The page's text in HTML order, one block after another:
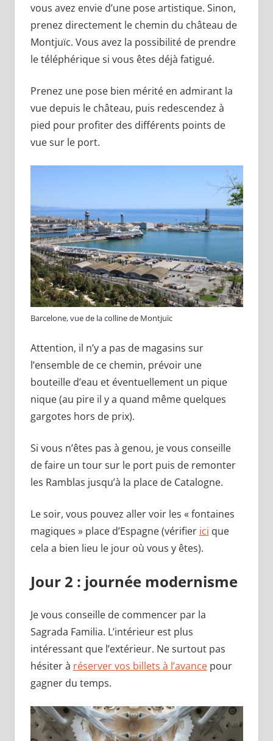
vous avez envie d’une pose artistique. Sinon,
prenez directement le chemin du château de
Montjuïc. Vous avez la possibilité de prendre
le téléphérique si vous êtes déjà fatigué.
Prenez une pose bien mérité en admirant la
vue depuis le château, puis redescendez à
pied pour profiter des différents points de
vue sur le port.
Barcelone, vue de la colline de Montjuïc
Attention, il n’y a pas de magasins sur
l’ensemble de ce chemin, prévoir une
bouteille d’eau et éventuellement un pique
nique (au pire il y a quand même quelques
gargotes hors de prix).
Si vous n’êtes pas à genou, je vous conseille
de faire un tour sur le port puis de remonter
les Ramblas jusqu’à la place de Catalogne.
Le soir, vous pouvez aller voir les « fontaines
magiques » place d’Espagne (vérifier ici que
cela a bien lieu le jour où vous y êtes).
Jour 2 : journée modernisme
Je vous conseille de commencer par la
Sagrada Familia. L’intérieur est plus
intéressant que l’extérieur. Ne surtout pas
hésiter à réserver vos billets à l’avancepour
gagner du temps.